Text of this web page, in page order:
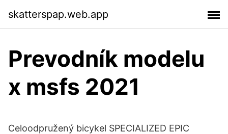
skatterspap.web.app
Prevodník modelu
x msfs 2021
Celoodpružený bicykel SPECIALIZED EPIC